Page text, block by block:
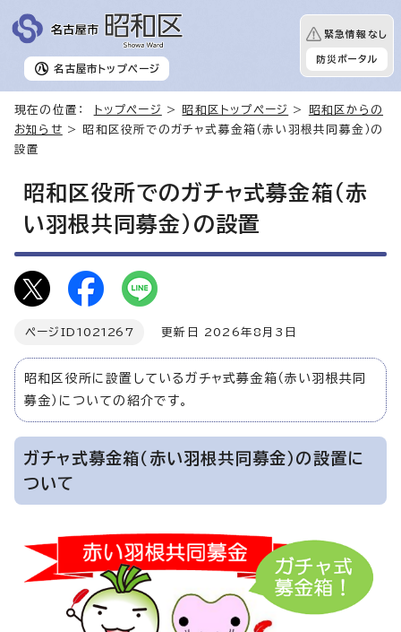
名古屋市 トップページ
緊急情報なし
防災ポータル
現在の位置： トップページ > 昭和区トップページ >
昭和区からの
お知らせ > 昭和区役所でのガチャ式募金箱（赤い羽根共同募金）の
設置
昭和区役所でのガチャ式募金箱（赤
い羽根共同募金）の設置
ページID 1021267 更新日 2026年8月3日
昭和区役所に設置しているガチャ式募金箱（赤い羽根共同
募金）についての紹介です。
ガチャ式募金箱（赤い羽根共同募金）の設置に
ついて